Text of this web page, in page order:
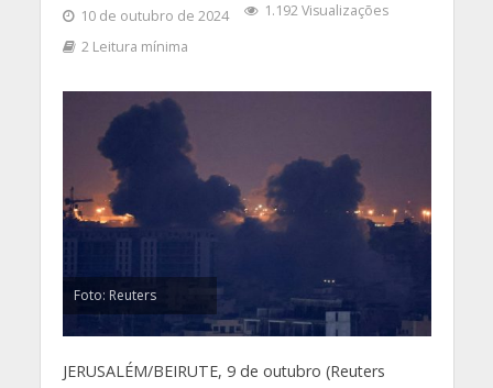
10 de outubro de 2024
1.192 Visualizações
2 Leitura mínima
Foto: Reuters
JERUSALÉM/BEIRUTE, 9 de outubro (Reuters